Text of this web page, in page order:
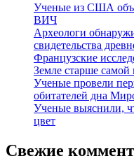
Ученые из США
ВИЧ
Археологи
свидетельства
Французские
Земле старше самой
Ученые провели
обитателей дна
Ученые выяснили,
цвет
Свежие